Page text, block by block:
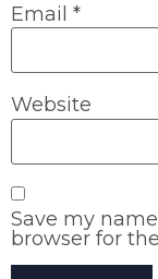
Email *
Website
Save my
browser for